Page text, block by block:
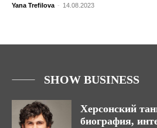
Yana Trefilova - 14.08.2023
SHOW BUSINESS
Херсонский
биография,